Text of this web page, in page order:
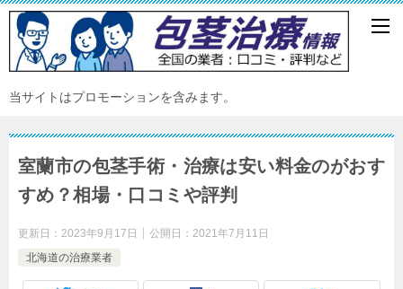
当サイトはプロモーションを含みます。
室蘭市の包茎手術・治療は安い料金のがおす
すめ？相場・口コミや評判
更新日： 2023年9月17日 公開日： 2021年7月11日
北海道の治療業者